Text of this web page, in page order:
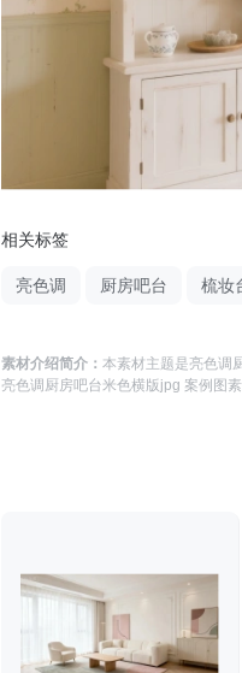
相关标签
亮色调 厨房吧台 梳妆
素材介绍简介： 本素材主题是亮色调
亮色调厨房吧台米色横版jpg 案例图